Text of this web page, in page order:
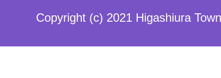
Copyright (c) 2021 Higashiura